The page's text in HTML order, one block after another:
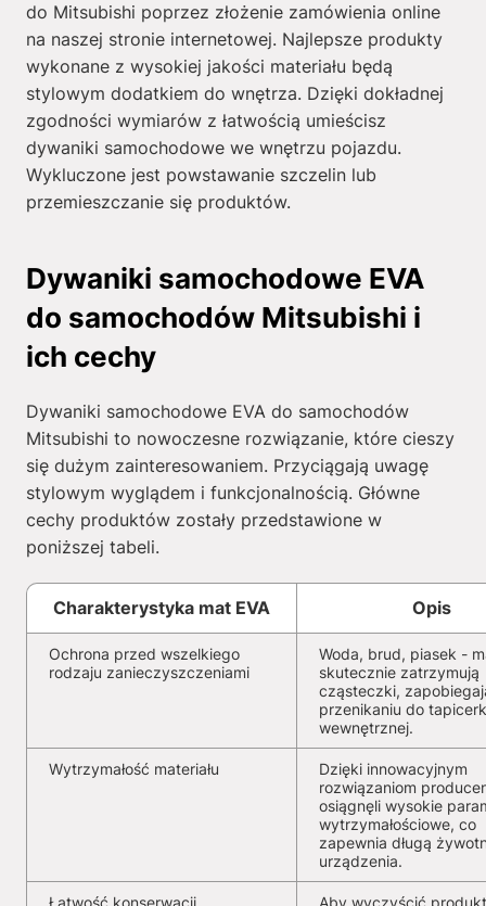
do Mitsubishi poprzez złożenie zamówienia online
na naszej stronie internetowej. Najlepsze produkty
wykonane z wysokiej jakości materiału będą
stylowym dodatkiem do wnętrza. Dzięki dokładnej
zgodności wymiarów z łatwością umieścisz
dywaniki samochodowe we wnętrzu pojazdu.
Wykluczone jest powstawanie szczelin lub
przemieszczanie się produktów.
Dywaniki samochodowe EVA
do samochodów Mitsubishi i
ich cechy
Dywaniki samochodowe EVA do samochodów
Mitsubishi to nowoczesne rozwiązanie, które cieszy
się dużym zainteresowaniem. Przyciągają uwagę
stylowym wyglądem i funkcjonalnością. Główne
cechy produktów zostały przedstawione w
poniższej tabeli.
Charakterystyka mat EVA Opis
Ochrona przed wszelkiego
rodzaju zanieczyszczeniami
Woda, brud, piasek -
skutecznie zatrzymują
cząsteczki,
przenikaniu do
wewnętrznej.
Wytrzymałość materiału
Dzięki innowacyjnym
rozwiązaniom
osiągnęli wysokie
wytrzymałościowe, co
zapewnia długą
urządzenia.
Łatwość konserwacji
Aby wyczyścić